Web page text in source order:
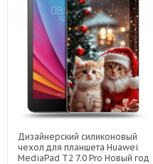
Дизайнерский силиконовый
чехол для планшета Huawei
MediaPad T2 7.0 Pro Новый год